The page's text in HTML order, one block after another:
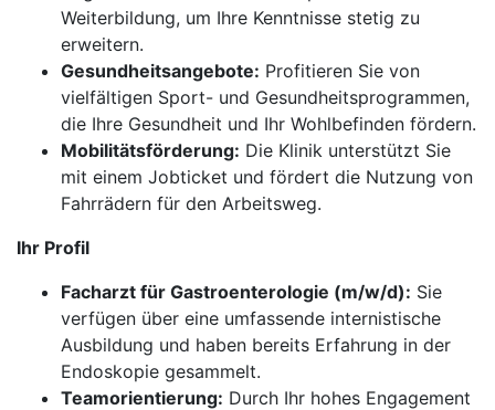
Weiterbildung, um Ihre Kenntnisse stetig zu
erweitern.
Gesundheitsangebote: Profitieren Sie von
vielfältigen Sport- und Gesundheitsprogrammen,
die Ihre Gesundheit und Ihr Wohlbefinden fördern.
Mobilitätsförderung: Die Klinik unterstützt Sie
mit einem Jobticket und fördert die Nutzung von
Fahrrädern für den Arbeitsweg.
Ihr Profil
Facharzt für Gastroenterologie (m/w/d): Sie
verfügen über eine umfassende internistische
Ausbildung und haben bereits Erfahrung in der
Endoskopie gesammelt.
Teamorientierung: Durch Ihr hohes Engagement